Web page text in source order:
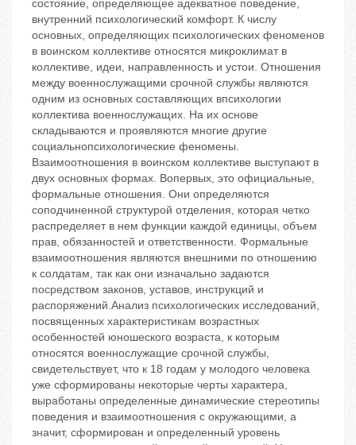
состояние, определяющее адекватное поведение,
внутренний психологический комфорт. К числу
основных, определяющих психологических феноменов
в воинском коллективе относятся микроклимат в
коллективе, идеи, направленность и устои. Отношения
между военнослужащими срочной службы являются
одним из основных составляющих впсихологии
коллектива военнослужащих. На их основе
складываются и проявляются многие другие
социальнопсихологические феномены.
Взаимоотношения в воинском коллективе выступают в
двух основных формах. Вопервых, это официальные,
формальные отношения. Они определяются
соподчиненной структурой отделения, которая четко
распределяет в нем функции каждой единицы, объем
прав, обязанностей и ответственности. Формальные
взаимоотношения являются внешними по отношению
к солдатам, так как они изначально задаются
посредством законов, уставов, инструкций и
распоряжений.Анализ психологических исследований,
посвященных характеристикам возрастных
особенностей юношеского возраста, к которым
относятся военнослужащие срочной службы,
свидетельствует, что к 18 годам у молодого человека
уже сформированы некоторые черты характера,
выработаны определенные динамические стереотипы
поведения и взаимоотношения с окружающими, а
значит, сформирован и определенный уровень